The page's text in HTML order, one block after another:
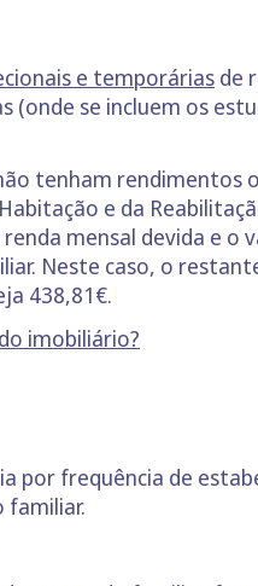
e temporárias de
se incluem os
tenham rendimentos
e da
mensal devida e o
Neste caso, o
438,81€.
imobiliário?
frequência de
familiar.